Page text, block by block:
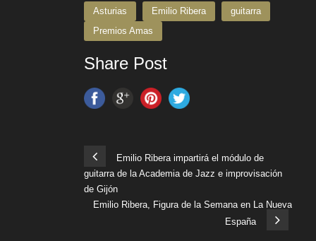
Asturias Emilio Ribera
guitarra
Premios Amas
Share Post
Emilio Ribera impartirá el módulo de
guitarra de la Academia de Jazz e improvisación
de Gijón
Emilio Ribera, Figura de la Semana en La Nueva
España